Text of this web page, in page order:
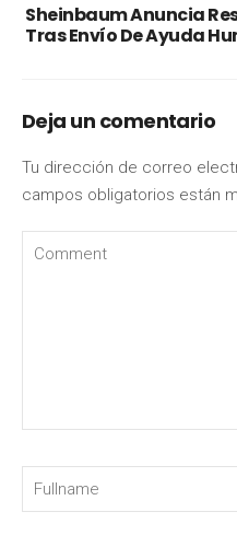
Sheinbaum Anuncia
Tras Envío De Ayuda
Deja un comentario
Tu dirección de correo
campos obligatorios están